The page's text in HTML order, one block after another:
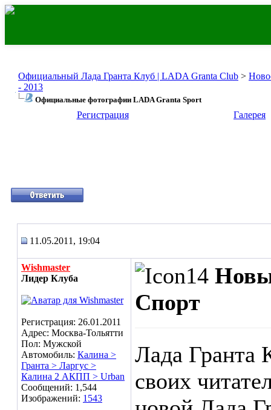
Официальный Лада Гранта Клуб | LADA Granta Club >
- 2013
Официальные фотографии LADA Granta Sport
Регистрация Галерея
11.05.2011, 19:04
Wishmaster
Лидер Клуба
Регистрация: 26.01.2011
Адрес: Москва-Тольятти
Пол: Мужской
Автомобиль: Калина >
Гранта > Ларгус >
Калина 2 АКПП > Urban
Сообщений: 1,544
Изображений: 1543
Спорт
Лада Гранта
своих